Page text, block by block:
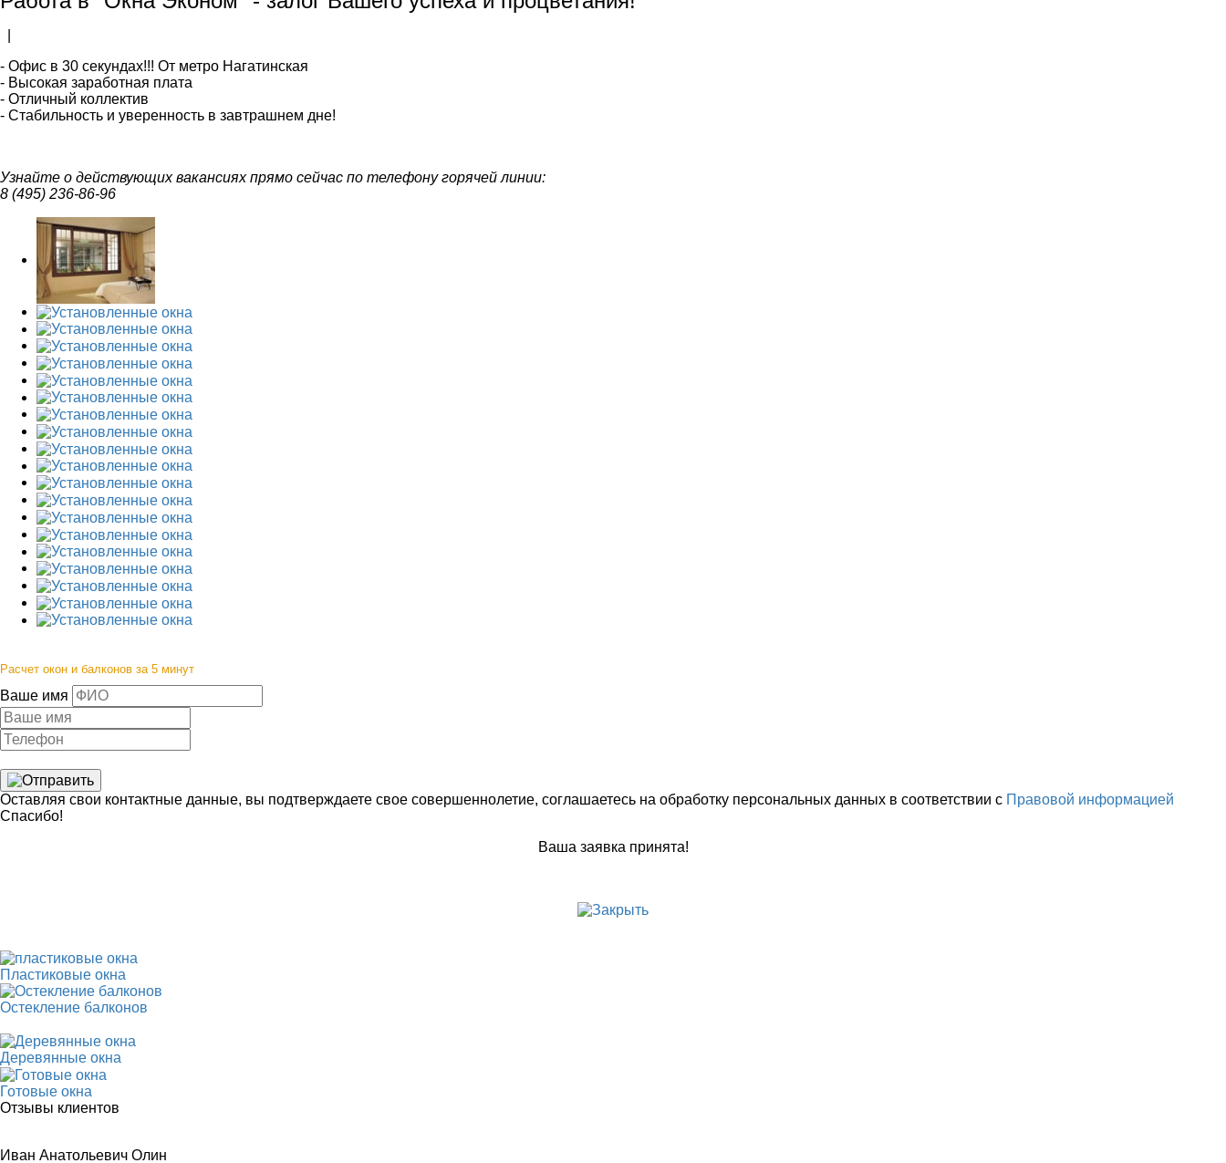
- Офис в 30 секундах!!! От метро Нагатинская
- Высокая заработная плата
- Отличный коллектив
- Стабильность и уверенность в завтрашнем дне!
Узнайте о действующих вакансиях прямо сейчас по телефону горячей линии:
8 (495) 236-86-96
Расчет окон и балконов за 5 минут
Ваше имя
Оставляя свои контактные данные, вы подтверждаете свое совершеннолетие, соглашаетесь на обработку персональных данных в соответствии с Правовой информацией
Спасибо!
Ваша заявка принята!
Пластиковые окна
Остекление балконов
Деревянные окна
Готовые окна
Отзывы клиентов
Иван Анатольевич Олин